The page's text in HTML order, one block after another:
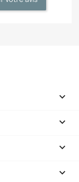



keyboard_arrow_down